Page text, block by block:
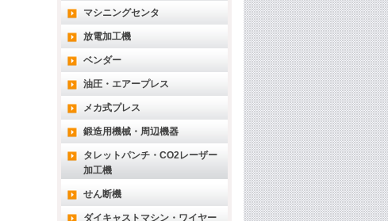
マシニングセンタ
放電加工機
ベンダー
油圧・エアープレス
メカ式プレス
鍛造用機械・周辺機器
タレットパンチ・CO2レーザー
加工機
せん断機
ダイキャストマシン・ワイヤー